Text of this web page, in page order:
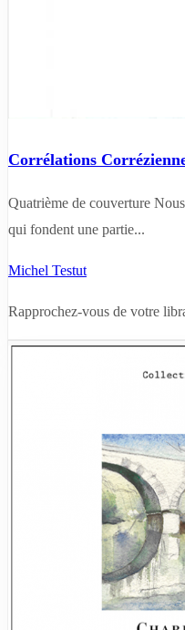
Corrélations
Quatrième de couverture
qui fondent une partie...
Michel Testut
Rapprochez-vous de votre